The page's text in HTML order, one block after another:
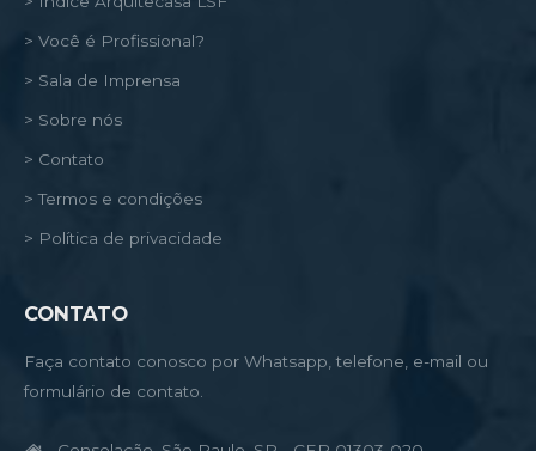
> Você é Profissional?
> Sala de Imprensa
> Sobre nós
> Contato
> Termos e condições
> Política de privacidade
CONTATO
Faça contato conosco por Whatsapp, telefone, e-mail ou
formulário de contato.